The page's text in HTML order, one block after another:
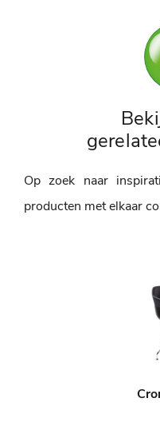
Op zoek naar
producten met elkaar